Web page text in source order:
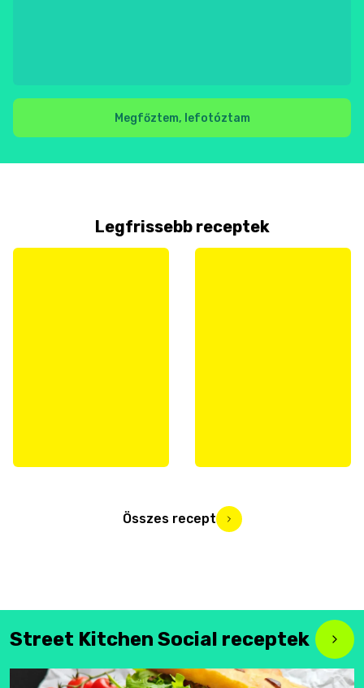
Megfőztem, lefotóztam
Legfrissebb receptek
Összes recept
Street Kitchen Social receptek